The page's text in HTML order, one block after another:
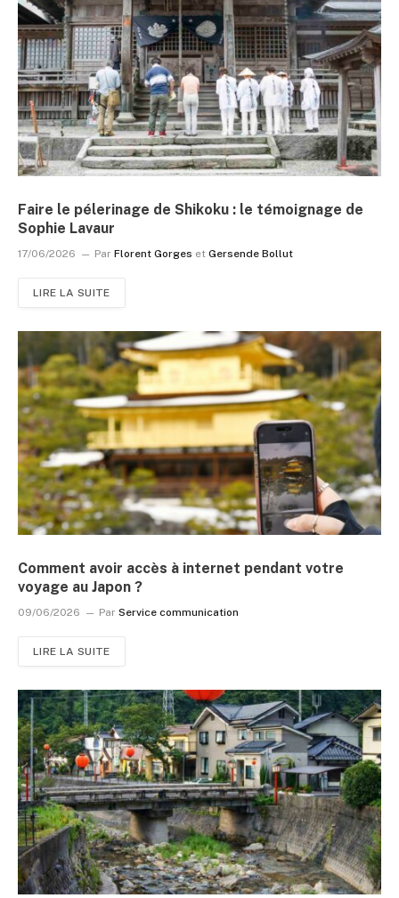
Faire le pélerinage de Shikoku : le témoignage de
Sophie Lavaur
17/06/2026 Par Florent Gorges et Gersende Bollut
LIRE LA SUITE
Comment avoir accès à internet pendant votre
voyage au Japon ?
09/06/2026 Par Service communication
LIRE LA SUITE